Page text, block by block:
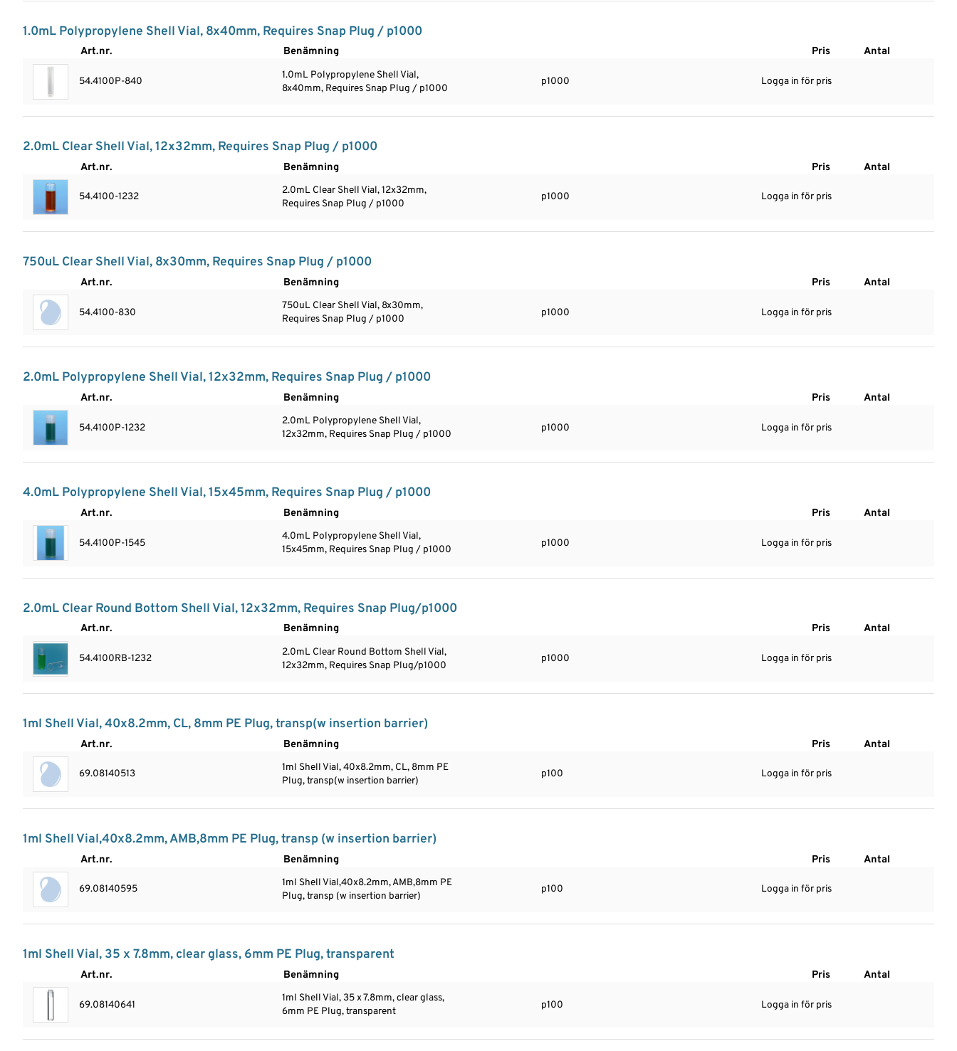
1.0mL Polypropylene Shell Vial, 8x40mm, Requires Snap Plug / p1000
Art.nr. Benämning Pris Antal
54.4100P-840
1.0mL Polypropylene Shell Vial,
8x40mm, Requires Snap Plug / p1000
p1000 Logga in för pris
2.0mL Clear Shell Vial, 12x32mm, Requires Snap Plug / p1000
Art.nr. Benämning Pris Antal
54.4100-1232
2.0mL Clear Shell Vial, 12x32mm,
Requires Snap Plug / p1000
p1000 Logga in för pris
750uL Clear Shell Vial, 8x30mm, Requires Snap Plug / p1000
Art.nr. Benämning Pris Antal
54.4100-830
750uL Clear Shell Vial, 8x30mm,
Requires Snap Plug / p1000
p1000 Logga in för pris
2.0mL Polypropylene Shell Vial, 12x32mm, Requires Snap Plug / p1000
Art.nr. Benämning Pris Antal
54.4100P-1232
2.0mL Polypropylene Shell Vial,
12x32mm, Requires Snap Plug / p1000
p1000 Logga in för pris
4.0mL Polypropylene Shell Vial, 15x45mm, Requires Snap Plug / p1000
Art.nr. Benämning Pris Antal
54.4100P-1545
4.0mL Polypropylene Shell Vial,
15x45mm, Requires Snap Plug / p1000
p1000 Logga in för pris
2.0mL Clear Round Bottom Shell Vial, 12x32mm, Requires Snap Plug/p1000
Art.nr. Benämning Pris Antal
54.4100RB-1232
2.0mL Clear Round Bottom Shell Vial,
12x32mm, Requires Snap Plug/p1000
p1000 Logga in för pris
1ml Shell Vial, 40x8.2mm, CL, 8mm PE Plug, transp(w insertion barrier)
Art.nr. Benämning Pris Antal
69.08140513
1ml Shell Vial, 40x8.2mm, CL, 8mm PE
Plug, transp(w insertion barrier)
p100 Logga in för pris
1ml Shell Vial,40x8.2mm, AMB,8mm PE Plug, transp (w insertion barrier)
Art.nr. Benämning Pris Antal
69.08140595
1ml Shell Vial,40x8.2mm, AMB,8mm PE
Plug, transp (w insertion barrier)
p100 Logga in för pris
1ml Shell Vial, 35 x 7.8mm, clear glass, 6mm PE Plug, transparent
Art.nr. Benämning Pris Antal
69.08140641
1ml Shell Vial, 35 x 7.8mm, clear glass,
6mm PE Plug, transparent
p100 Logga in för pris